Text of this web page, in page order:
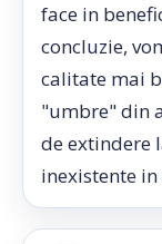
face in
concluzie,
calitate mai
"umbre" din
de extindere
inexistente